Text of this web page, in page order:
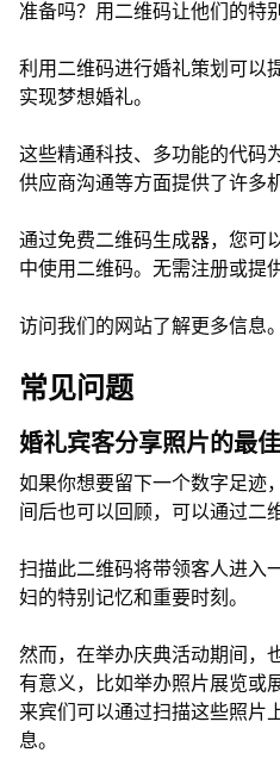
准备吗？用二维码让他们的特
利用二维码进行婚礼策划可以
实现梦想婚礼。
这些精通科技、多功能的代码
供应商沟通等方面提供了许多
通过免费二维码生成器，您可
中使用二维码。无需注册或提
访问我们的网站了解更多信息。
常见问题
婚礼宾客分享照片的最
如果你想要留下一个数字足迹
间后也可以回顾，可以通过二
扫描此二维码将带领客人进入
妇的特别记忆和重要时刻。
然而，在举办庆典活动期间，
有意义，比如举办照片展览或
来宾们可以通过扫描这些照片
息。